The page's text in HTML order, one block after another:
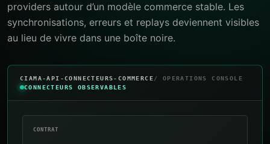
providers autour d’un modèle commerce stable. Les
synchronisations, erreurs et replays deviennent visibles
au lieu de vivre dans une boîte noire.
CIAMA-API-CONNECTEURS-COMMERCE / OPERATIONS CONSOLE
CONNECTEURS OBSERVABLES
CONTRAT